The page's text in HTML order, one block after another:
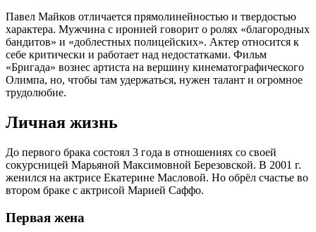
Павел Майков отличается прямолинейностью и твердостью
характера. Мужчина с иронией говорит о ролях «благородных
бандитов» и «доблестных полицейских». Актер относится к
себе критически и работает над недостатками. Фильм
«Бригада» вознес артиста на вершину кинематографического
Олимпа, но, чтобы там удержаться, нужен талант и огромное
трудолюбие.
Личная жизнь
До первого брака состоял 3 года в отношениях со своей
сокурсницей Марьяной Максимовной Березовской. В 2001 г.
женился на актрисе Екатерине Масловой. Но обрёл счастье во
втором браке с актрисой Марией Саффо.
Первая жена